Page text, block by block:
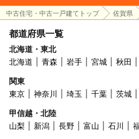
中古住宅・中古一戸建てトップ 佐賀県
都道府県一覧
北海道・東北
北海道
青森 岩手 宮城 秋田
関東
東京
神奈川 埼玉 千葉 茨城
甲信越・北陸
山梨
新潟 長野 富山 石川